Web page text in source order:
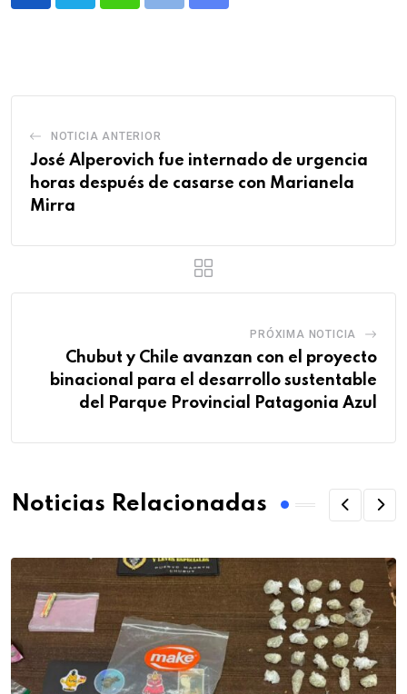
NOTICIA ANTERIOR
José Alperovich fue internado de urgencia
horas después de casarse con Marianela
Mirra
PRÓXIMA NOTICIA
Chubut y Chile avanzan con el proyecto
binacional para el desarrollo sustentable
del Parque Provincial Patagonia Azul
Noticias Relacionadas